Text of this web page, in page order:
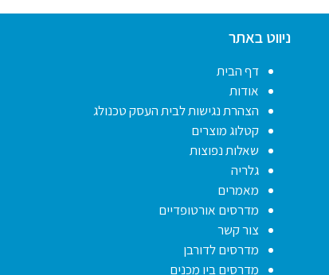
ניווט באתר
דף הבית
אודות
הצהרת נגישות לבית העסק טכנולג
קטלוג מוצרים
שאלות נפוצות
גלריה
מאמרים
מדרסים אורטופדיים
צור קשר
מדרסים לדורבן
מדרסים ביו מכנים